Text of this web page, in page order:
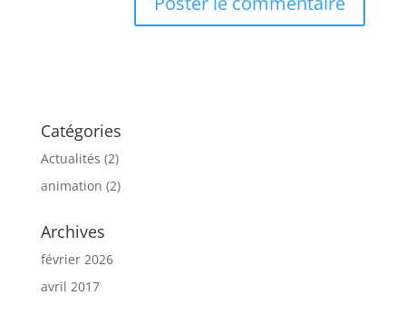
Catégories
Actualités (2)
animation (2)
Archives
février 2026
avril 2017